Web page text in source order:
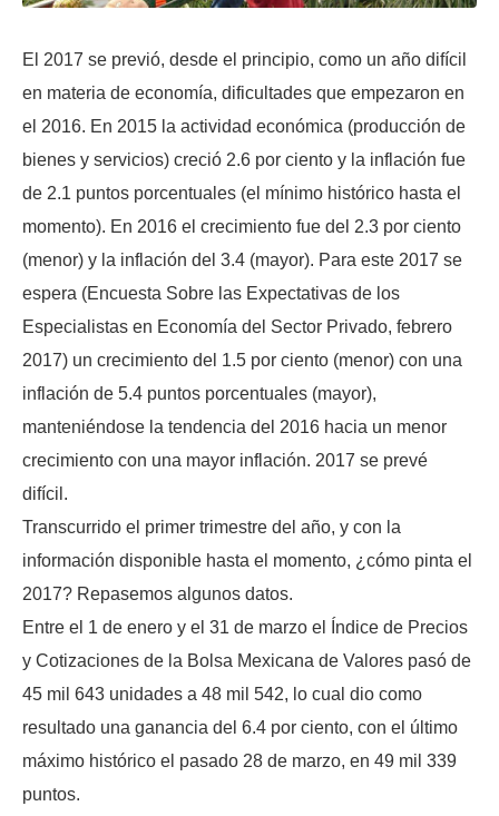
El 2017 se previó, desde el principio, como un año difícil
en materia de economía, dificultades que empezaron en
el 2016. En 2015 la actividad económica (producción de
bienes y servicios) creció 2.6 por ciento y la inflación fue
de 2.1 puntos porcentuales (el mínimo histórico hasta el
momento). En 2016 el crecimiento fue del 2.3 por ciento
(menor) y la inflación del 3.4 (mayor). Para este 2017 se
espera (Encuesta Sobre las Expectativas de los
Especialistas en Economía del Sector Privado, febrero
2017) un crecimiento del 1.5 por ciento (menor) con una
inflación de 5.4 puntos porcentuales (mayor),
manteniéndose la tendencia del 2016 hacia un menor
crecimiento con una mayor inflación. 2017 se prevé
difícil.
Transcurrido el primer trimestre del año, y con la
información disponible hasta el momento, ¿cómo pinta el
2017? Repasemos algunos datos.
Entre el 1 de enero y el 31 de marzo el Índice de Precios
y Cotizaciones de la Bolsa Mexicana de Valores pasó de
45 mil 643 unidades a 48 mil 542, lo cual dio como
resultado una ganancia del 6.4 por ciento, con el último
máximo histórico el pasado 28 de marzo, en 49 mil 339
puntos.